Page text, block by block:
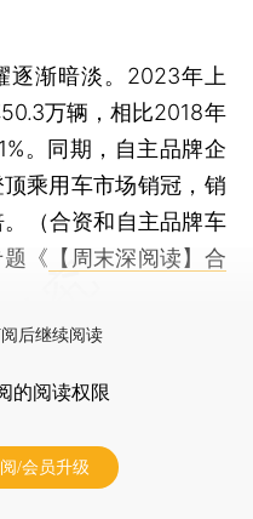
渐暗淡。2023年上
万辆，相比2018年
。同期，自主品牌企
顶乘用车市场销冠，销
（合资和自主品牌车
《 【周末深阅读】合
后继续阅读
的阅读权限
/会员升级